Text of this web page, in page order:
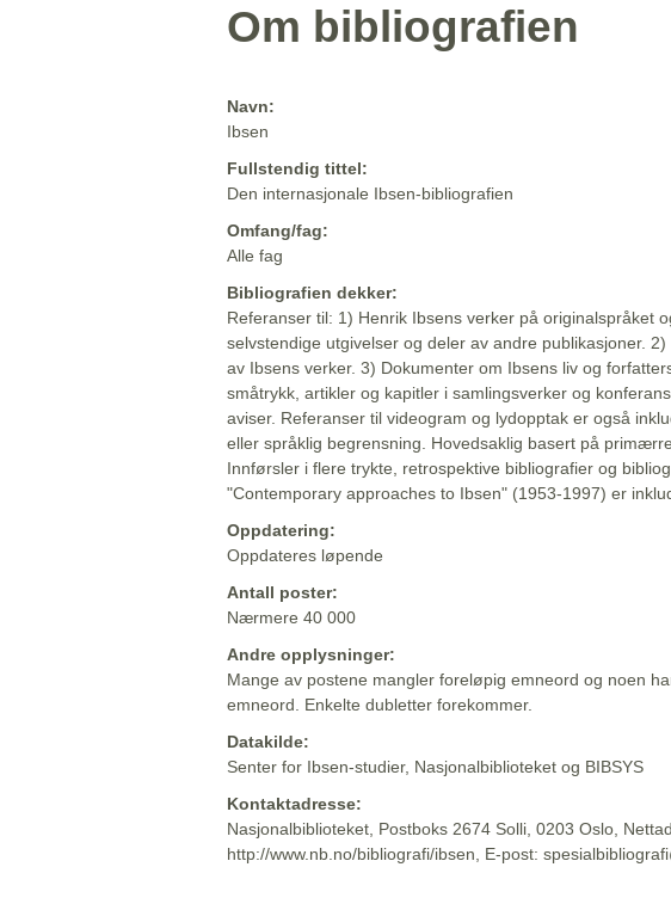
Om bibliografien
Navn:
Ibsen
Fullstendig tittel:
Den internasjonale Ibsen-bibliografien
Omfang/fag:
Alle fag
Bibliografien dekker:
Referanser til: 1) Henrik Ibsens verker på originalspråket
selvstendige utgivelser og deler av andre publikasjoner.
av Ibsens verker. 3) Dokumenter om Ibsens liv og
småtrykk, artikler og kapitler i samlingsverker og
aviser. Referanser til videogram og lydopptak er også
eller språklig begrensning. Hovedsaklig basert på
Innførsler i flere trykte, retrospektive bibliografier og
"Contemporary approaches to Ibsen" (1953-1997) er
Oppdatering:
Oppdateres løpende
Antall poster:
Nærmere 40 000
Andre opplysninger:
Mange av postene mangler foreløpig emneord og noen
emneord. Enkelte dubletter forekommer.
Datakilde:
Senter for Ibsen-studier, Nasjonalbiblioteket og BIBSYS
Kontaktadresse:
Nasjonalbiblioteket, Postboks 2674 Solli, 0203 Oslo,
http://www.nb.no/bibliografi/ibsen, E-post: